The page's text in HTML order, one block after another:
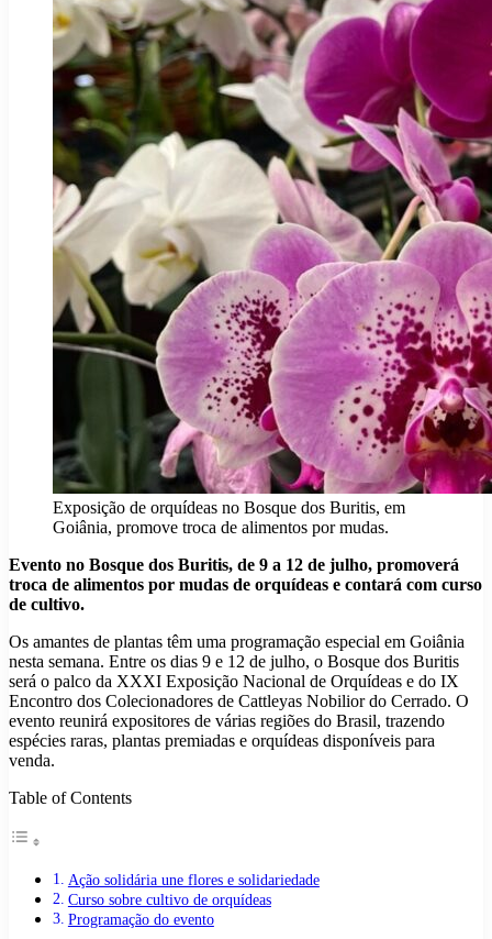
Exposição de orquídeas no Bosque dos Buritis, em
Goiânia, promove troca de alimentos por mudas.
Evento no Bosque dos Buritis, de 9 a 12 de julho, promoverá
troca de alimentos por mudas de orquídeas e contará com curso
de cultivo.
Os amantes de plantas têm uma programação especial em Goiânia
nesta semana. Entre os dias 9 e 12 de julho, o Bosque dos Buritis
será o palco da XXXI Exposição Nacional de Orquídeas e do IX
Encontro dos Colecionadores de Cattleyas Nobilior do Cerrado. O
evento reunirá expositores de várias regiões do Brasil, trazendo
espécies raras, plantas premiadas e orquídeas disponíveis para
venda.
Table of Contents
Ação solidária une flores e solidariedade
Curso sobre cultivo de orquídeas
Programação do evento